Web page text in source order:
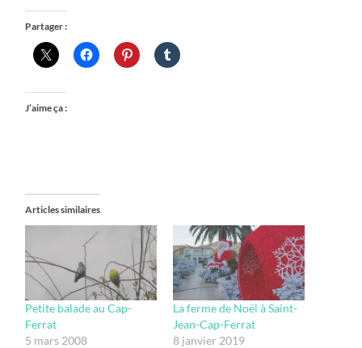
Partager :
J’aime ça :
Articles similaires
Petite balade au Cap-
Ferrat
5 mars 2008
La ferme de Noël à Saint-
Jean-Cap-Ferrat
8 janvier 2019